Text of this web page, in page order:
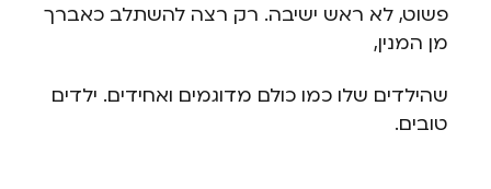
פשוט, לא ראש ישיבה. רק רצה להשתלב כאברך
מן המנין,
שהילדים שלו כמו כולם מדוגמים ואחידים. ילדים
טובים.